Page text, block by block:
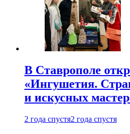
В Ставрополе
«Ингушетия.
и искусных
2 года спустя2 года спустя